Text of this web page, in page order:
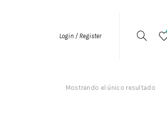
Login / Register
Mostrando el único resultado